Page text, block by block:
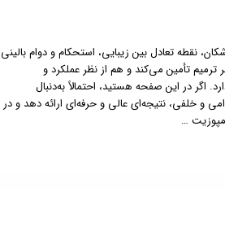
نقطه تعادل بین زیبایی، استحکام و دوام بالینی
تأمین می‌کند و هم از نظر عملکرد و
اگر در این صفحه هستید، احتمالاً به‌دنبال
و خلفی، نتیجه‌ای عالی و حرفه‌ای ارائه دهد و در
…